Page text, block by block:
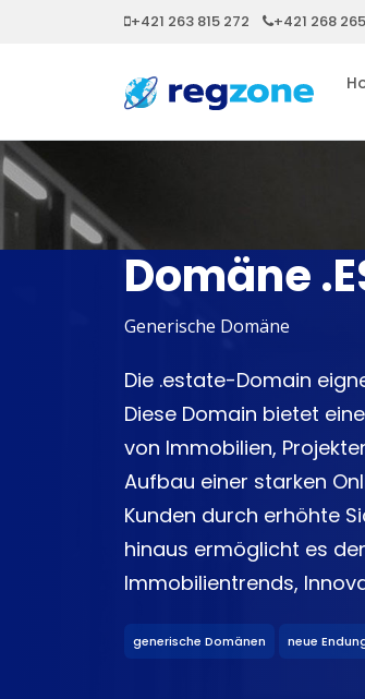
+421 263 815 272 +421 268
Domäne
Generische Domäne
Die .estate-Domain
Diese Domain bietet
von Immobilien,
Aufbau einer starken
Kunden durch erhöhte
hinaus ermöglicht es
Immobilientrends,
generische Domänen neue